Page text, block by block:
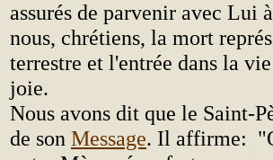
assurés de parvenir avec Lui
nous, chrétiens, la mort
terrestre et l'entrée dans la
joie.
Nous avons dit que le Saint-
de son Message. Il affirme: